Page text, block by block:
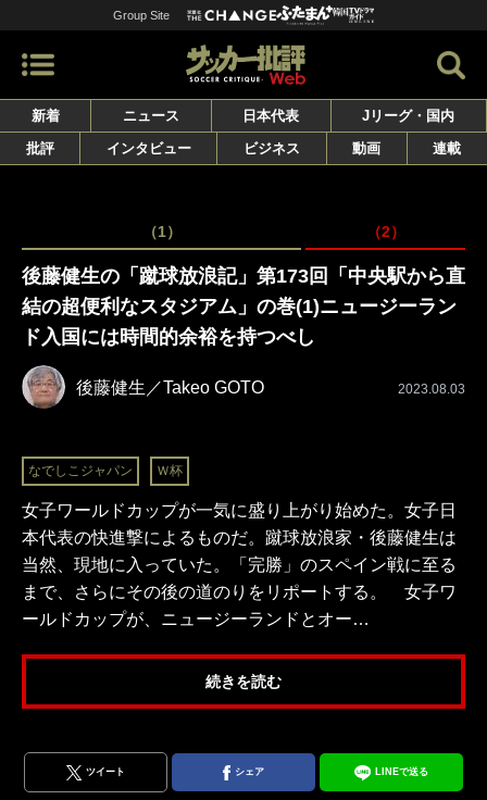
Group Site
新着 ニュース 日本代表
Jリーグ・国内
批評
インタビュー ビジネス 動画 連載
（1） （2）
後藤健生の「蹴球放浪記」第173回「中央駅から直
結の超便利なスタジアム」の巻(1)ニュージーラン
ド入国には時間的余裕を持つべし
後藤健生／Takeo GOTO 2023.08.03
なでしこジャパン Ｗ杯
女子ワールドカップが一気に盛り上がり始めた。女子日
本代表の快進撃によるものだ。蹴球放浪家・後藤健生は
当然、現地に入っていた。「完勝」のスペイン戦に至る
まで、さらにその後の道のりをリポートする。 女子ワ
ールドカップが、ニュージーランドとオー…
続きを読む
ツイート シェア LINEで送る